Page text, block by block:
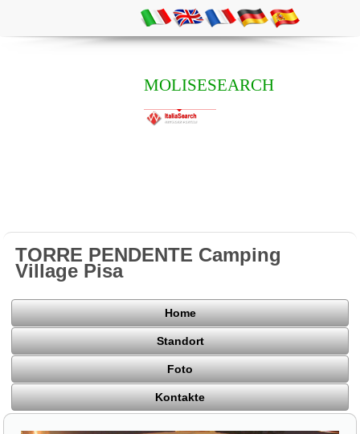
MOLISESEARCH
TORRE PENDENTE Camping
Village Pisa
Home
Standort
Foto
Kontakte